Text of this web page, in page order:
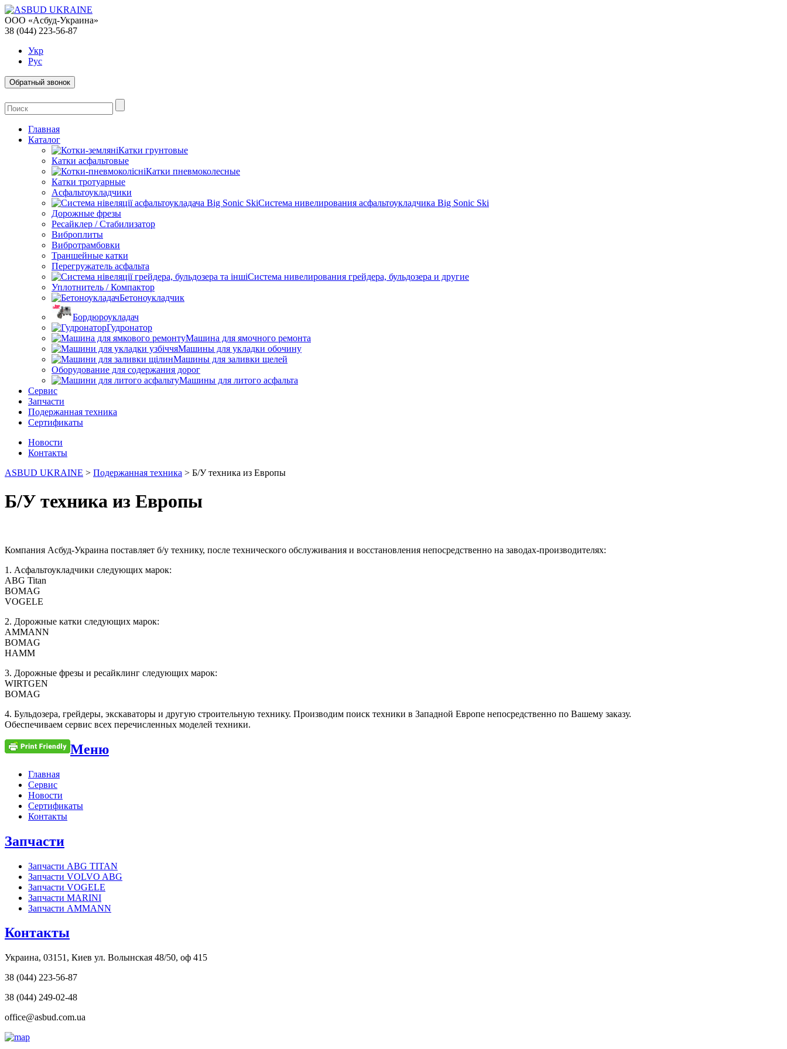
ООО «Асбуд-Украина»
38 (044) 223-56-87
Укр
Рус
Обратный звонок
Главная
Каталог
Катки грунтовые
Катки асфальтовые
Катки пневмоколесные
Катки тротуарные
Асфальтоукладчики
Система нивелирования асфальтоукладчика Big Sonic Ski
Дорожные фрезы
Ресайклер / Стабилизатор
Виброплиты
Вибротрамбовки
Траншейные катки
Перегружатель асфальта
Система нивелирования грейдера, бульдозера и другие
Уплотнитель / Компактор
Бетоноукладчик
Бордюроукладач
Гудронатор
Машина для ямочного ремонта
Машины для укладки обочину
Машины для заливки щелей
Оборудование для содержания дорог
Машины для литого асфальта
Сервис
Запчасти
Подержанная техника
Сертификаты
Новости
Контакты
ASBUD UKRAINE > Подержанная техника > Б/У техника из Европы
Б/У техника из Европы
Компания Асбуд-Украина поставляет б/у технику, после технического обслуживания и восстановления непосредственно на заводах-производителях:
1. Асфальтоукладчики следующих марок:
ABG Titan
BOMAG
VOGELE
2. Дорожные катки следующих марок:
AMMANN
BOMAG
HAMM
3. Дорожные фрезы и ресайклинг следующих марок:
WIRTGEN
BOMAG
4. Бульдозера, грейдеры, экскаваторы и другую строительную технику. Производим поиск техники в Западной Европе непосредственно по Вашему заказу.
Обеспечиваем сервис всех перечисленных моделей техники.
Меню
Главная
Сервис
Новости
Сертификаты
Контакты
Запчасти
Запчасти ABG TITAN
Запчасти VOLVO ABG
Запчасти VOGELE
Запчасти MARINI
Запчасти AMMANN
Контакты
Украина, 03151, Киев ул. Волынская 48/50, оф 415
38 (044) 223-56-87
38 (044) 249-02-48
office@asbud.com.ua